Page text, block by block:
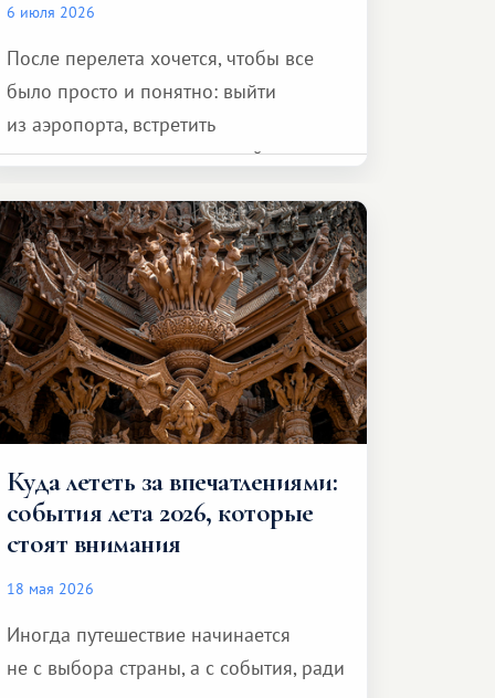
6 июля 2026
После перелета хочется, чтобы все
было просто и понятно: выйти
из аэропорта, встретить
представителя транспортной
и спокойно доехать до курорта.
Куда лететь за впечатлениями:
события лета 2026, которые
стоят внимания
18 мая 2026
Иногда путешествие начинается
не с выбора страны, а с события, ради